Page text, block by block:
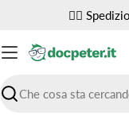
contenuto
✌🏼
Ricerca